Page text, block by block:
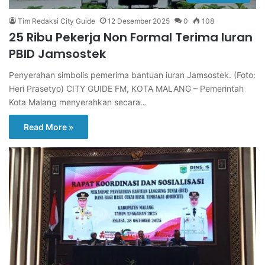
Tim Redaksi City Guide 12 Desember 2025 0 108
25 Ribu Pekerja Non Formal Terima Iuran
PBID Jamsostek
Penyerahan simbolis pemerima bantuan iuran Jamsostek. (Foto:
Heri Prasetyo) CITY GUIDE FM, KOTA MALANG – Pemerintah
Kota Malang menyerahkan secara…
Read More »